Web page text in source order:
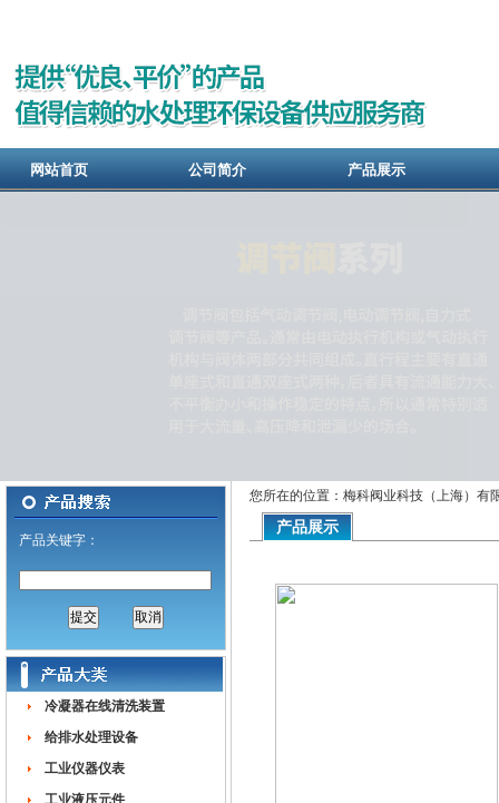
网站首页 公司简介 产品展示
产品关键字：
冷凝器在线清洗装置
给排水处理设备
工业仪器仪表
工业液压元件
您所在的位置：梅科阀业科技（上海）有
产品展示